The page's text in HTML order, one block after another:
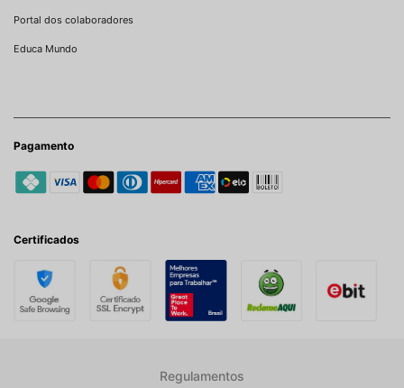
Portal dos colaboradores
Educa Mundo
Pagamento
Certificados
Regulamentos